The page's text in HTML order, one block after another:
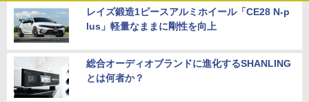
レイズ鍛造1ピースアルミホイール「CE28 N-p
lus」軽量なままに剛性を向上
総合オーディオブランドに進化するSHANLING
とは何者か？